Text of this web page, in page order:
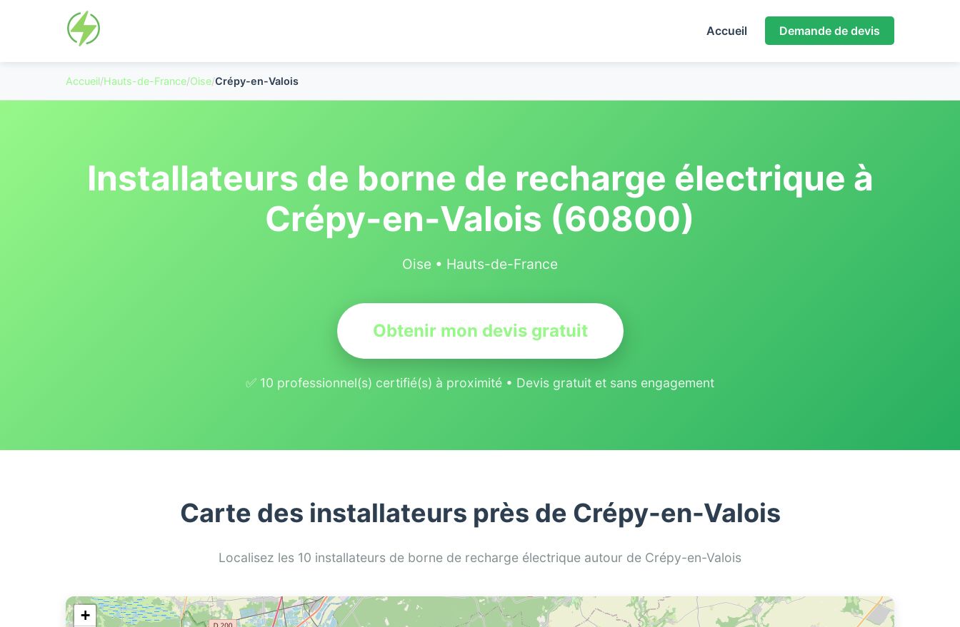
Accueil Demande de devis
Accueil/Hauts-de-France/Oise/Crépy-en-Valois
Installateurs de borne de recharge électrique à
Crépy-en-Valois (60800)
Oise • Hauts-de-France
Obtenir mon devis gratuit
✅ 10 professionnel(s) certifié(s) à proximité • Devis gratuit et sans engagement
Carte des installateurs près de Crépy-en-Valois
Localisez les 10 installateurs de borne de recharge électrique autour de Crépy-en-Valois
+